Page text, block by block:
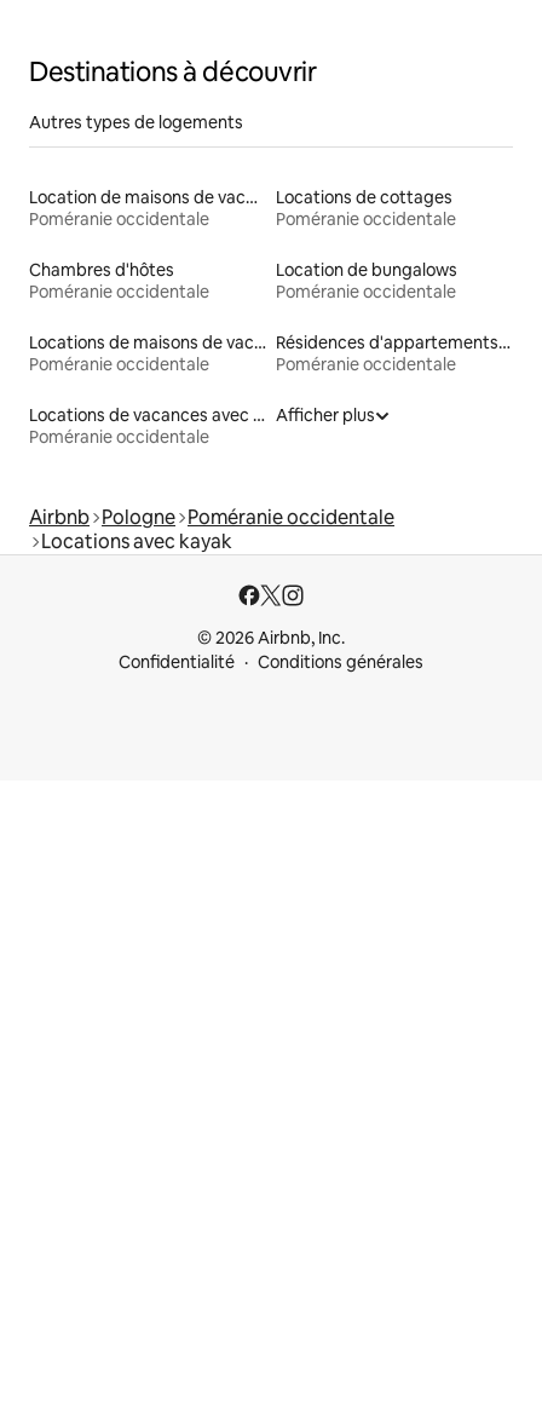
Destinations à découvrir
Autres types de logements
Location de maisons de vacances
Poméranie occidentale
Locations de cottages
Poméranie occidentale
Chambres d'hôtes
Poméranie occidentale
Location de bungalows
Poméranie occidentale
Locations de maisons de vacances
Poméranie occidentale
Résidences d'appartements en location
Poméranie occidentale
Locations de vacances avec piscine
Poméranie occidentale
Afficher plus
Airbnb Pologne Poméranie occidentale
Locations avec kayak
© 2026 Airbnb, Inc.
Confidentialité
Conditions générales